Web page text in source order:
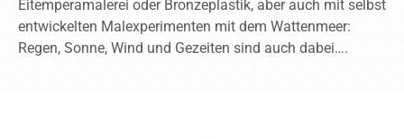
Eitemperamalerei oder Bronzeplastik, aber auch mit selbst
entwickelten Malexperimenten mit dem Wattenmeer:
Regen, Sonne, Wind und Gezeiten sind auch dabei….